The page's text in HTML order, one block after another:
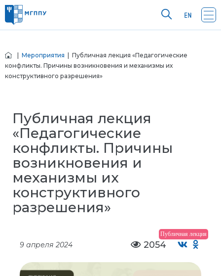
Мероприятия | Публичная лекция «Педагогические
конфликты. Причины возникновения и механизмы их
конструктивного разрешения»
Публичная лекция
«Педагогические
конфликты. Причины
возникновения и
механизмы их
конструктивного
разрешения»
Публичная лекция
9 апреля 2024 2054